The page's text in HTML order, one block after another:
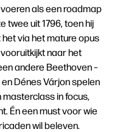
als een roadmap
twee uit 1796, toen hij
via het mature opus
naar het
andere Beethoven –
Dénes Várjon spelen
in focus,
Én een must voor wie
wil beleven.